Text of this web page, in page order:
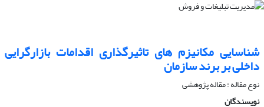
شناسایی مکانیزم های تاثیرگذاری اقدامات بازارگرایی
داخلی بر برند سازمان
نوع مقاله : مقاله پژوهشی
نویسندگان